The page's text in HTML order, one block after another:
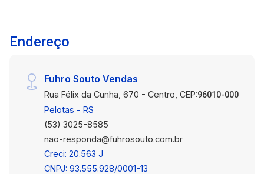
garagem individual, poucos moradores e baixo
custo condominial, oferecendo mais
oportunidade para quem busca morar bem em
uma das regiões mais valorizadas da cidade.
Entre em contato para mais informações e
agende sua visita!
Endereço
Fuhro Souto Vendas
Rua Félix da Cunha, 670 - Centro, CEP:96010-000
Pelotas - RS
(53) 3025-8585
nao-responda@fuhrosouto.com.br
Creci: 20.563 J
CNPJ: 93.555.928/0001-13